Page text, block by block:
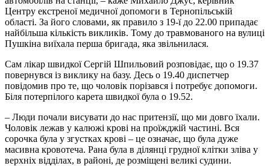
Центру екстреної медичної допомоги в Тернопільській
області. За його словами, як правило з 19-ї до 22.00 припадає
найбільша кількість викликів. Тому до травмованого на вулиці
Пушкіна виїхала перша бригада, яка звільнилася.
Сам лікар швидкої Сергій Шпильовий розповідає, що о 19.37
повернувся із виклику на базу. Десь о 19.40 диспетчер
повідомив про те, що чоловік порізався і потребує допомоги.
Біля потерпілого карета швидкої була о 19.52.
– Люди почали висувати до нас притензії, що ми довго їхали.
Чоловік лежав у калюжі крові на проїжджій частині. Вся
сорочка була у згустках крові – це означає, що була дуже
масивна кровотеча. Рана була в ділянці грудної клітки зліва у
верхніх відділах, в районі, де розміщені великі судини.